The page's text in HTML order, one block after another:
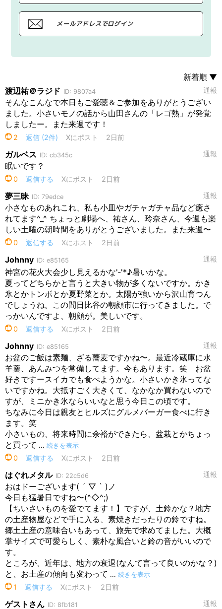
メールアドレスでログイン